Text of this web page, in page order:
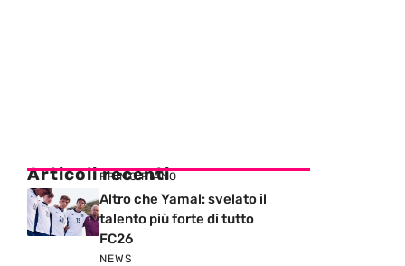
Articoli recenti
PRIMO PIANO
Altro che Yamal: svelato il
talento più forte di tutto
FC26
NEWS